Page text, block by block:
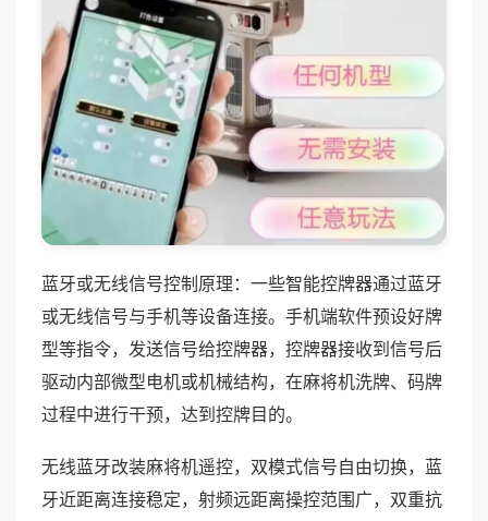
蓝牙或无线信号控制原理：一些智能控牌器通过蓝牙
或无线信号与手机等设备连接。手机端软件预设好牌
型等指令，发送信号给控牌器，控牌器接收到信号后
驱动内部微型电机或机械结构，在麻将机洗牌、码牌
过程中进行干预，达到控牌目的。
无线蓝牙改装麻将机遥控，双模式信号自由切换，蓝
牙近距离连接稳定，射频远距离操控范围广，双重抗